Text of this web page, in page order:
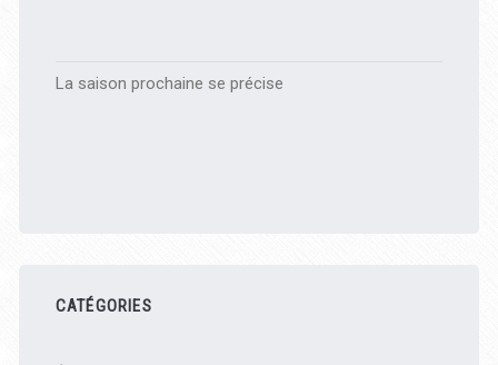
La saison prochaine se précise
CATÉGORIES